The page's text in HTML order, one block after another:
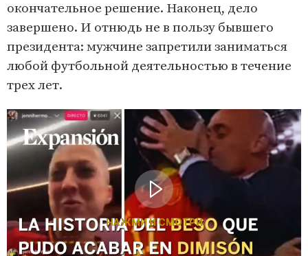
окончательное решение. Наконец, дело
завершено. И отнюдь не в пользу бывшего
президента: мужчине запретили заниматься
любой футбольной деятельностью в течение
трех лет.
НАЖМИ И СМОТРИ